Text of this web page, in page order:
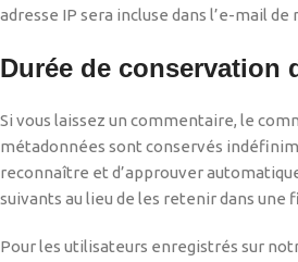
adresse IP sera incluse dans l’e-mail
Durée de conservation
Si vous laissez un commentaire, le
métadonnées sont conservés
reconnaître et d’approuver
suivants au lieu de les retenir dans une
Pour les utilisateurs enregistrés sur